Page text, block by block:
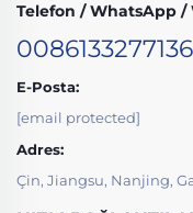
Telefon / WhatsApp /
E-Posta:
[email protected]
Adres:
Çin, Jiangsu, Nanjing,